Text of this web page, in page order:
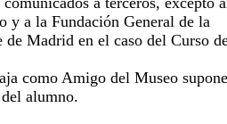
y a la Fundación General de la
Madrid en el caso del Curso
como Amigo del Museo
alumno.